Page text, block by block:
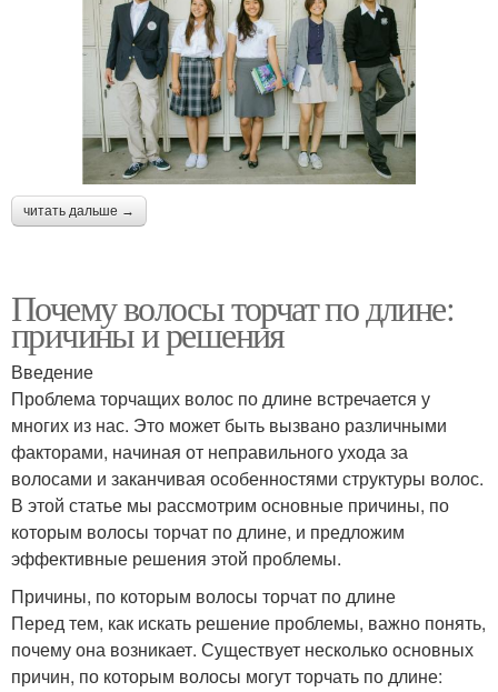
читать дальше →
Почему волосы торчат по длине:
причины и решения
Введение
Проблема торчащих волос по длине встречается у
многих из нас. Это может быть вызвано различными
факторами, начиная от неправильного ухода за
волосами и заканчивая особенностями структуры волос.
В этой статье мы рассмотрим основные причины, по
которым волосы торчат по длине, и предложим
эффективные решения этой проблемы.
Причины, по которым волосы торчат по длине
Перед тем, как искать решение проблемы, важно понять,
почему она возникает. Существует несколько основных
причин, по которым волосы могут торчать по длине: